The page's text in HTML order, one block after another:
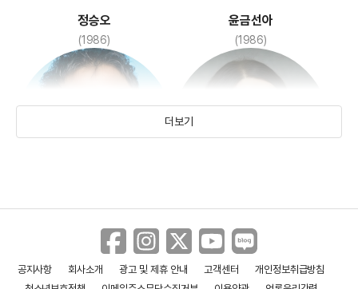
정승오
(1986)
윤금선아
(1986)
곽민규
(1987)
이선희
더보기
공지사항 회사소개 광고 및 제휴 안내 고객센터
개인정보취급방침